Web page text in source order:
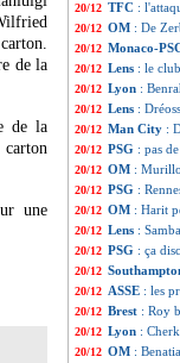
de la
de la
carton
une
20/12 TFC :
20/12 OM : De
20/12 Monaco-
20/12 Lens : le
20/12 Lyon :
20/12 Lens :
20/12 Man City :
20/12 PSG : pas
20/12 OM :
20/12 PSG :
20/12 OM : Harit
20/12 Lens :
20/12 PSG : ça
20/12
20/12 ASSE : les
20/12 Brest : Roy
20/12 Lyon :
20/12 OM :